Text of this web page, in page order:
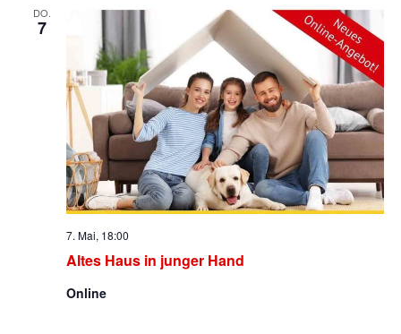
DO.
7
Altes Haus in junger Hand
7. Mai, 18:00
Online